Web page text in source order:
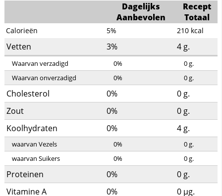
Dagelijks
Aanbevolen
Recept
Totaal
Calorieën 5% 210 kcal
Vetten 3% 4 g.
Waarvan verzadigd 0% 0g.
Waarvan onverzadigd
0% 0g.
Cholesterol 0% 0 g.
Zout
0% 0 g.
Koolhydraten
0% 4 g.
waarvan Vezels 0% 0g.
waarvan Suikers
0% 0g.
Proteinen 0% 0 g.
Vitamine A
0% 0 µg.